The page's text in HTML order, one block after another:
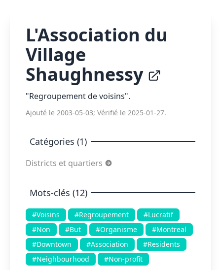
L'Association du
Village
Shaughnessy
"Regroupement de voisins".
Ajouté le 2003-05-03; Vérifié le 2025-01-27.
Catégories (1)
Districts et quartiers
Mots-clés (12)
#Voisins #Regroupement
#Lucratif
#Non
#But #Organisme
#Montreal
#Downtown
#Association
#Residents
#Neighbourhood
#Non-profit